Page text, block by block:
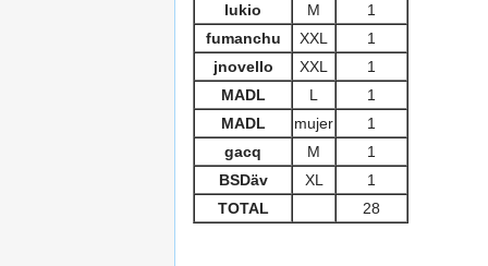
lukio
M
1
fumanchu
XXL
1
jnovello
XXL
1
MADL
L
1
MADL
mujer
1
gacq
M
1
BSDäv
XL
1
TOTAL
28